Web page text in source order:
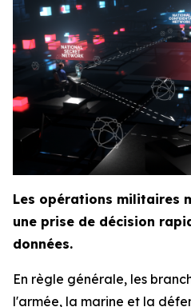
Les opérations militaires
une prise de décision
données.
En règle générale, les
l'armée, la marine et la